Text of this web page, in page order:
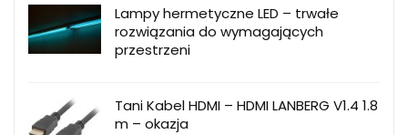
Lampy hermetyczne LED – trwałe
rozwiązania do wymagających
przestrzeni
Tani Kabel HDMI – HDMI LANBERG V1.4 1.8
m – okazja